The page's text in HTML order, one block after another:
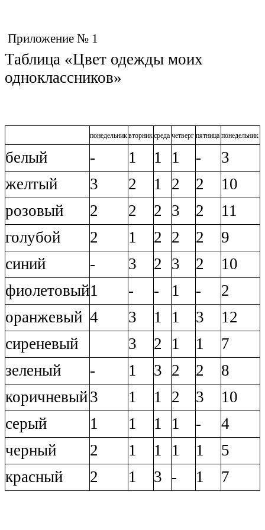
Приложение № 1
Таблица «Цвет одежды моих
одноклассников»
понедельниквторниксреда четверг пятница понедельник
белый - 1 1 1 -
3
желтый
3 2 1 2 2
10
розовый
2 2 2 3 2
11
голубой
2 1 2 2 2
9
синий
- 3 2 3 2
10
фиолетовый1 - - 1 -
2
оранжевый 4 3 1 1 3
12
сиреневый
3 2 1 1
7
зеленый
- 1 3 2 2
8
коричневый3 1 1 2 3
10
серый
1 1 1 1 -
4
черный
2 1 1 1 1
5
красный
2 1 3 - 1 7